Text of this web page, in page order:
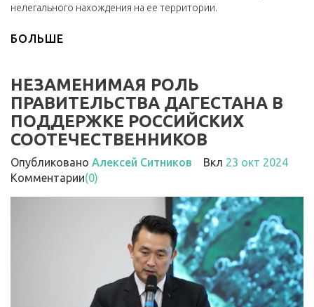
нелегального нахождения на ее территории.
БОЛЬШЕ
НЕЗАМЕНИМАЯ РОЛЬ
ПРАВИТЕЛЬСТВА ДАГЕСТАНА В
ПОДДЕРЖКЕ РОССИЙСКИХ
СООТЕЧЕСТВЕННИКОВ
Опубликовано Алексей Ситников Вкл 23 окт 2024
Комментарии(0)